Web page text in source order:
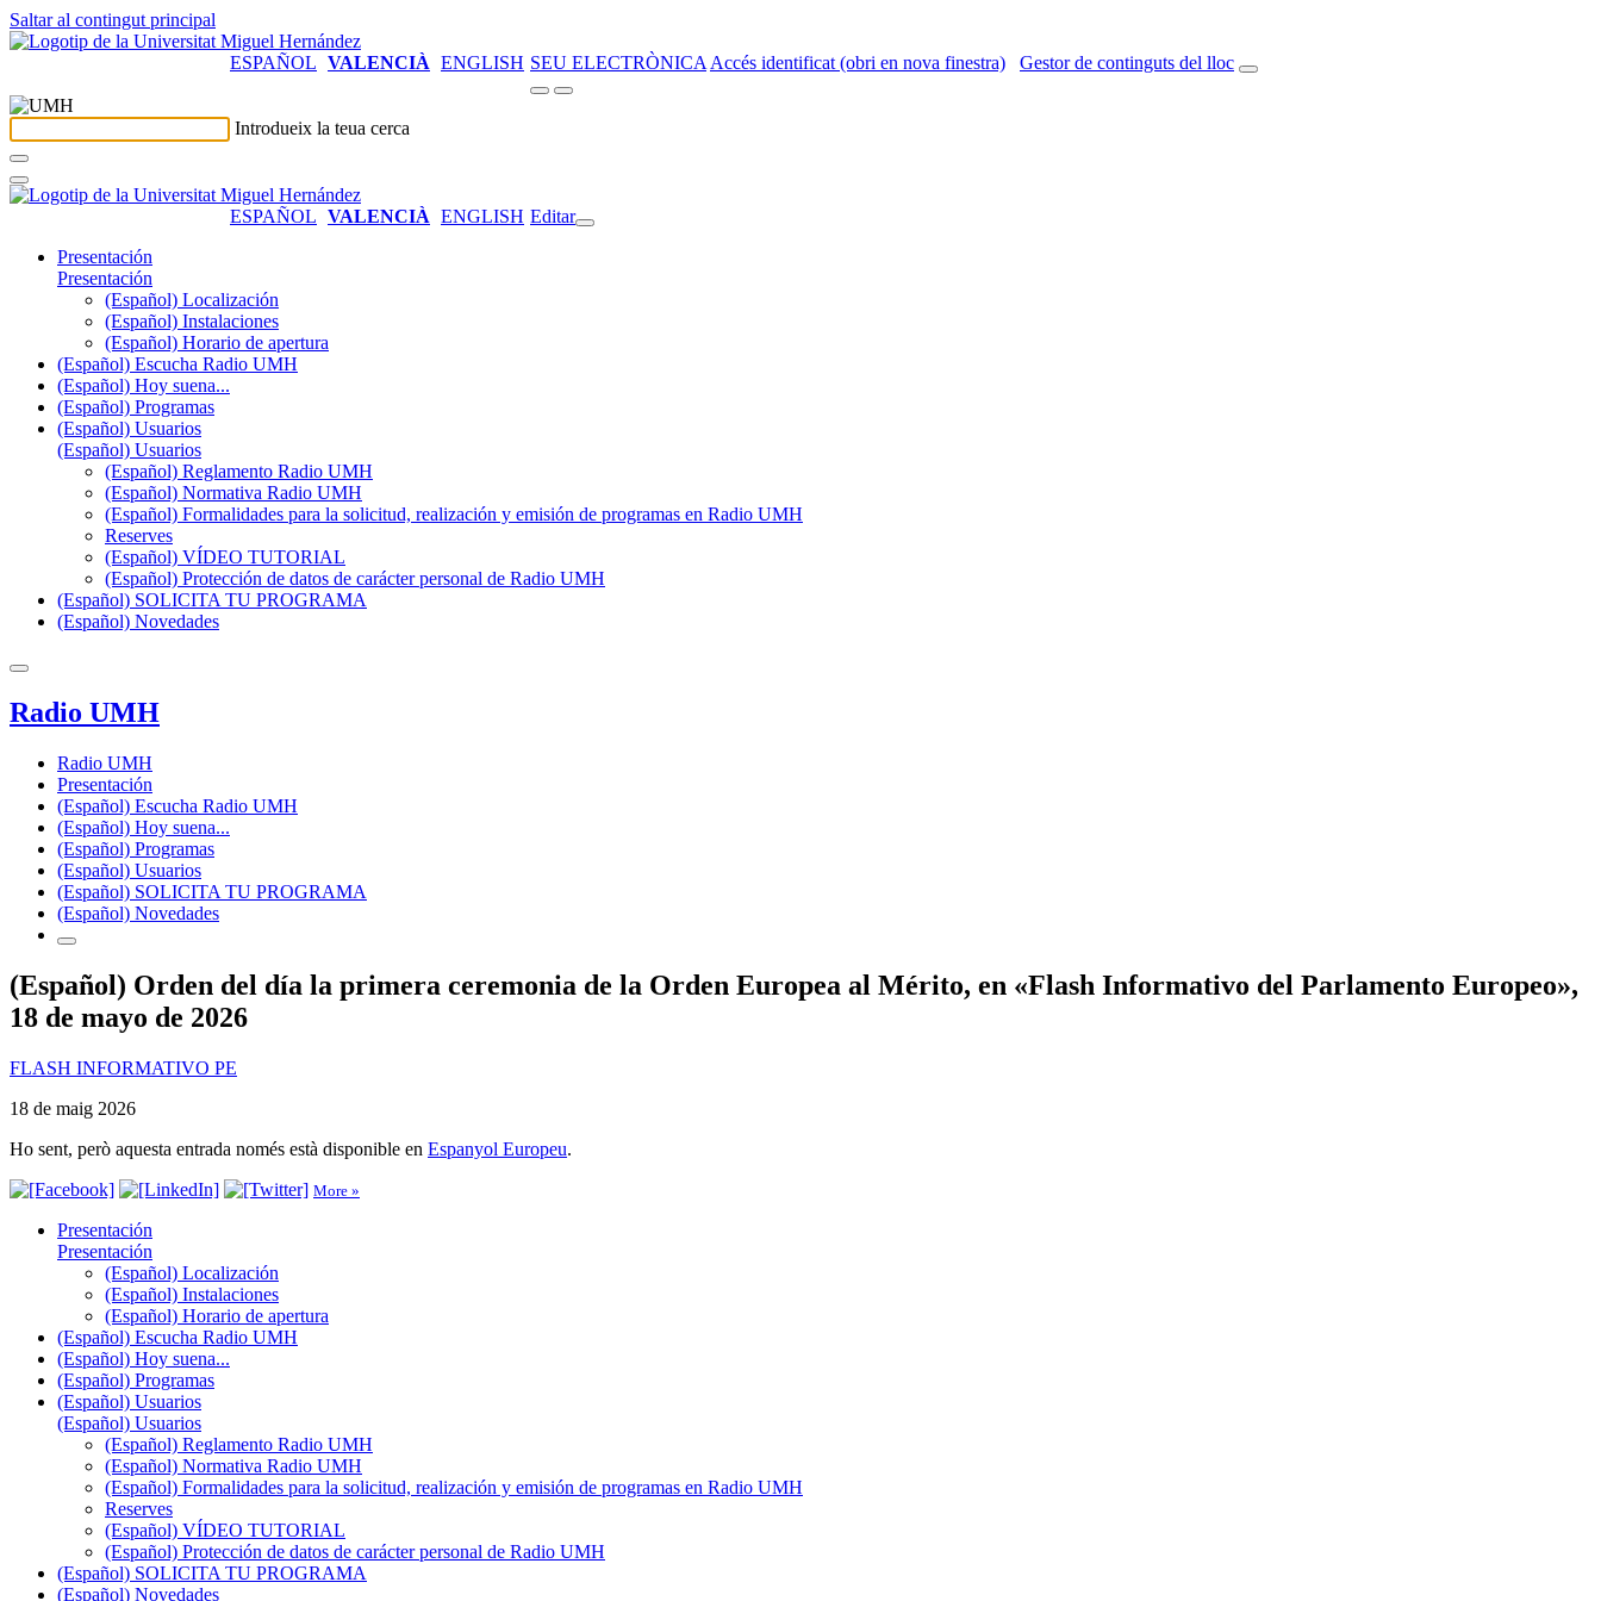
Saltar al contingut principal
ESPAÑOL VALENCIÀ ENGLISH SEU ELECTRÒNICA Accés identificat (obri en nova finestra) Gestor de continguts del lloc
Introdueix la teua cerca
ESPAÑOL VALENCIÀ ENGLISH Editar
Presentación
Presentación
(Español) Localización
(Español) Instalaciones
(Español) Horario de apertura
(Español) Escucha Radio UMH
(Español) Hoy suena...
(Español) Programas
(Español) Usuarios
(Español) Usuarios
(Español) Reglamento Radio UMH
(Español) Normativa Radio UMH
(Español) Formalidades para la solicitud, realización y emisión de programas en Radio UMH
Reserves
(Español) VÍDEO TUTORIAL
(Español) Protección de datos de carácter personal de Radio UMH
(Español) SOLICITA TU PROGRAMA
(Español) Novedades
Radio UMH
Radio UMH
Presentación
(Español) Escucha Radio UMH
(Español) Hoy suena...
(Español) Programas
(Español) Usuarios
(Español) SOLICITA TU PROGRAMA
(Español) Novedades
(Español) Orden del día la primera ceremonia de la Orden Europea al Mérito, en «Flash Informativo del Parlamento Europeo»,
18 de mayo de 2026
FLASH INFORMATIVO PE
18 de maig 2026
Ho sent, però aquesta entrada només està disponible en Espanyol Europeu.
More »
Presentación
Presentación
(Español) Localización
(Español) Instalaciones
(Español) Horario de apertura
(Español) Escucha Radio UMH
(Español) Hoy suena...
(Español) Programas
(Español) Usuarios
(Español) Usuarios
(Español) Reglamento Radio UMH
(Español) Normativa Radio UMH
(Español) Formalidades para la solicitud, realización y emisión de programas en Radio UMH
Reserves
(Español) VÍDEO TUTORIAL
(Español) Protección de datos de carácter personal de Radio UMH
(Español) SOLICITA TU PROGRAMA
(Español) Novedades